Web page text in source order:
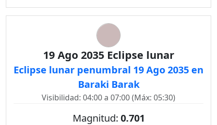
19 Ago 2035 Eclipse lunar
Eclipse lunar penumbral 19 Ago 2035 en
Baraki Barak
Visibilidad: 04:00 a 07:00 (Máx: 05:30)
Magnitud: 0.701